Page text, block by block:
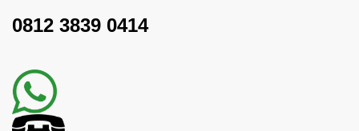
0812 3839 0414